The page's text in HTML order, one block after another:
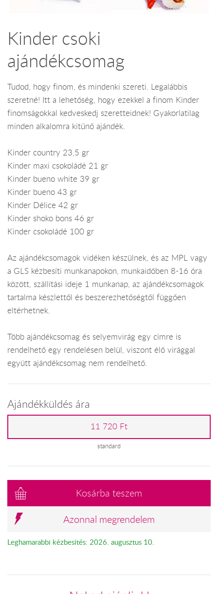
Kinder csoki
ajándékcsomag
Tudod, hogy finom, és mindenki szereti. Legalábbis
szeretné! Itt a lehetőség, hogy ezekkel a finom Kinder
finomságokkal kedveskedj szeretteidnek! Gyakorlatilag
minden alkalomra kitűnő ajándék.
Kinder country 23,5 gr
Kinder maxi csokoládé 21 gr
Kinder bueno white 39 gr
Kinder bueno 43 gr
Kinder Délice 42 gr
Kinder shoko bons 46 gr
Kinder csokoládé 100 gr
Az ajándékcsomagok vidéken készülnek, és az MPL vagy
a GLS kézbesíti munkanapokon, munkaidőben 8-16 óra
között, szállítási ideje 1 munkanap, az ajándékcsomagok
tartalma készlettől és beszerezhetőségtől függően
eltérhetnek.
Több ajándékcsomag és selyemvirág egy címre is
rendelhető egy rendelésen belül, viszont élő virággal
együtt ajándékcsomag nem rendelhető.
Ajándékküldés ára
11 720 Ft
standard
Kosárba teszem
Azonnal megrendelem
Leghamarabbi kézbesítés: 2026. augusztus 10.